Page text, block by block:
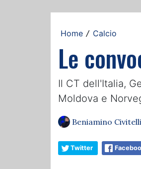
Home / Calcio
Le
Il CT dell'Italia,
Moldova e
Beniamino Civitelli
Twitter